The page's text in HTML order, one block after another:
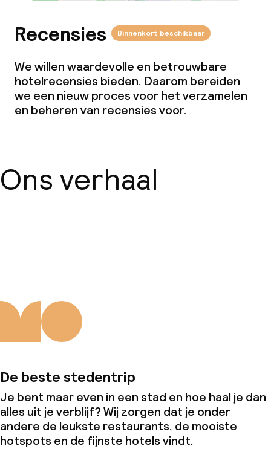
Recensies Binnenkort beschikbaar
We willen waardevolle en betrouwbare
hotelrecensies bieden. Daarom bereiden
we een nieuw proces voor het verzamelen
en beheren van recensies voor.
Ons verhaal
De beste stedentrip
Je bent maar even in een stad en hoe haal je dan
alles uit je verblijf? Wij zorgen dat je onder
andere de leukste restaurants, de mooiste
hotspots en de fijnste hotels vindt.